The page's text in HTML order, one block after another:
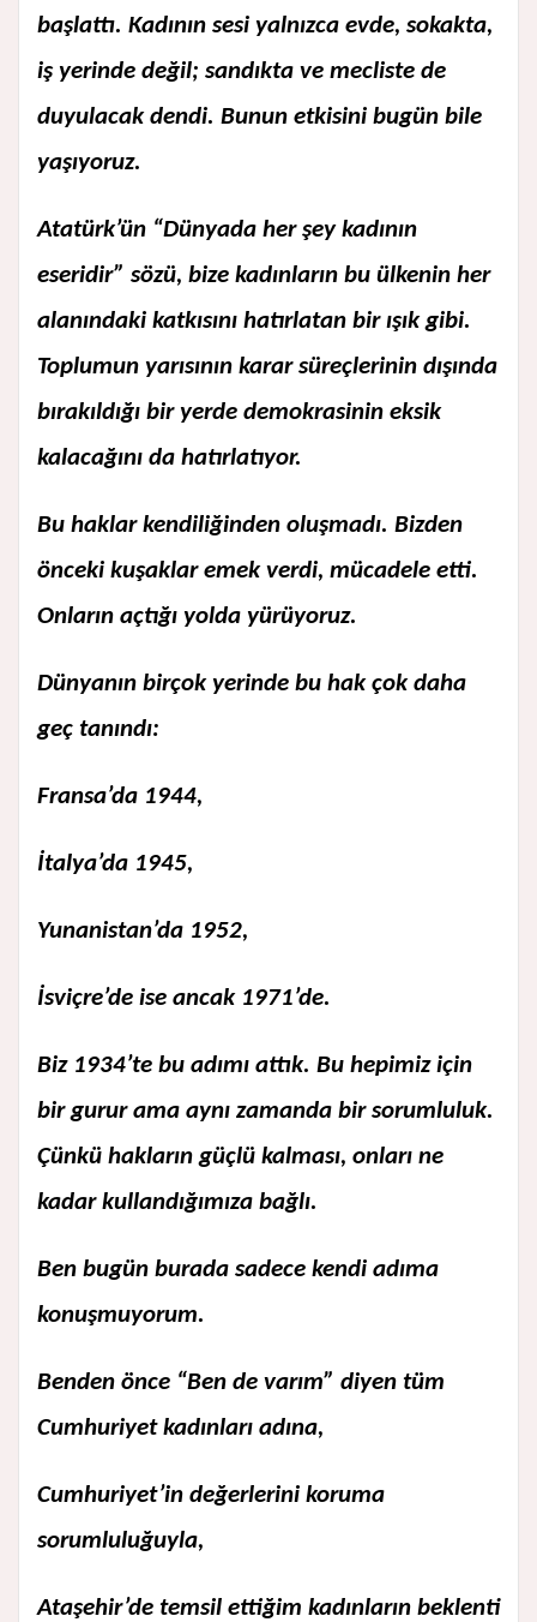
başlattı. Kadının sesi yalnızca evde, sokakta,
iş yerinde değil; sandıkta ve mecliste de
duyulacak dendi. Bunun etkisini bugün bile
yaşıyoruz.
Atatürk’ün “Dünyada her şey kadının
eseridir” sözü, bize kadınların bu ülkenin her
alanındaki katkısını hatırlatan bir ışık gibi.
Toplumun yarısının karar süreçlerinin dışında
bırakıldığı bir yerde demokrasinin eksik
kalacağını da hatırlatıyor.
Bu haklar kendiliğinden oluşmadı. Bizden
önceki kuşaklar emek verdi, mücadele etti.
Onların açtığı yolda yürüyoruz.
Dünyanın birçok yerinde bu hak çok daha
geç tanındı:
Fransa’da 1944,
İtalya’da 1945,
Yunanistan’da 1952,
İsviçre’de ise ancak 1971’de.
Biz 1934’te bu adımı attık. Bu hepimiz için
bir gurur ama aynı zamanda bir sorumluluk.
Çünkü hakların güçlü kalması, onları ne
kadar kullandığımıza bağlı.
Ben bugün burada sadece kendi adıma
konuşmuyorum.
Benden önce “Ben de varım” diyen tüm
Cumhuriyet kadınları adına,
Cumhuriyet’in değerlerini koruma
sorumluluğuyla,
Ataşehir’de temsil ettiğim kadınların beklenti